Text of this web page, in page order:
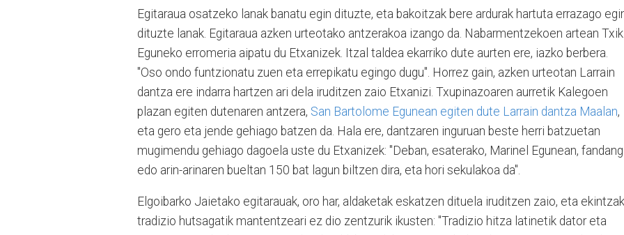
Egitaraua osatzeko lanak banatu egin dituzte, eta bakoitzak bere ardurak hartuta errazago
dituzte lanak. Egitaraua azken urteotako antzerakoa izango da. Nabarmentzekoen artean
Eguneko erromeria aipatu du Etxanizek. Itzal taldea ekarriko dute aurten ere, iazko berbera.
"Oso ondo funtzionatu zuen eta errepikatu egingo dugu". Horrez gain, azken urteotan Larrain
dantza ere indarra hartzen ari dela iruditzen zaio Etxanizi. Txupinazoaren aurretik Kalegoen
plazan egiten dutenaren antzera, San Bartolome Egunean egiten dute Larrain dantza Maalan,
eta gero eta jende gehiago batzen da. Hala ere, dantzaren inguruan beste herri batzuetan
mugimendu gehiago dagoela uste du Etxanizek: "Deban, esaterako, Marinel Egunean,
edo arin-arinaren bueltan 150 bat lagun biltzen dira, eta hori sekulakoa da".
Elgoibarko Jaietako egitarauak, oro har, aldaketak eskatzen dituela iruditzen zaio, eta ekintzak
tradizio hutsagatik mantentzeari ez dio zentzurik ikusten: "Tradizio hitza latinetik dator eta